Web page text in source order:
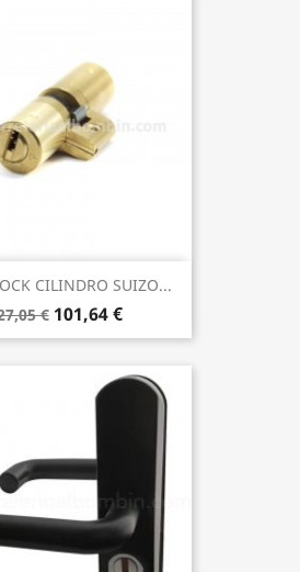
CILINDRO SUIZO...
€ 101,64 €